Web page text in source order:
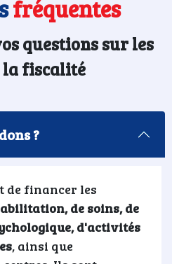
fréquentes
questions sur les
la fiscalité
?
de financer les
de soins, de
d'activités
, ainsi que